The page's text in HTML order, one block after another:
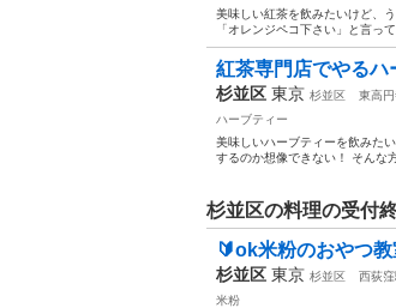
美味しい紅茶を飲みたいけど、
「オレンジペコ下さい」と言っ
紅茶専門店でやる
杉並区 東京 杉並区 東高
ハーブティー
美味しいハーブティーを飲みた
するのか想像できない！ そんな
杉並区の料理の受付
🔰ok米粉のおやつ教
杉並区 東京 杉並区 西荻窪
米粉